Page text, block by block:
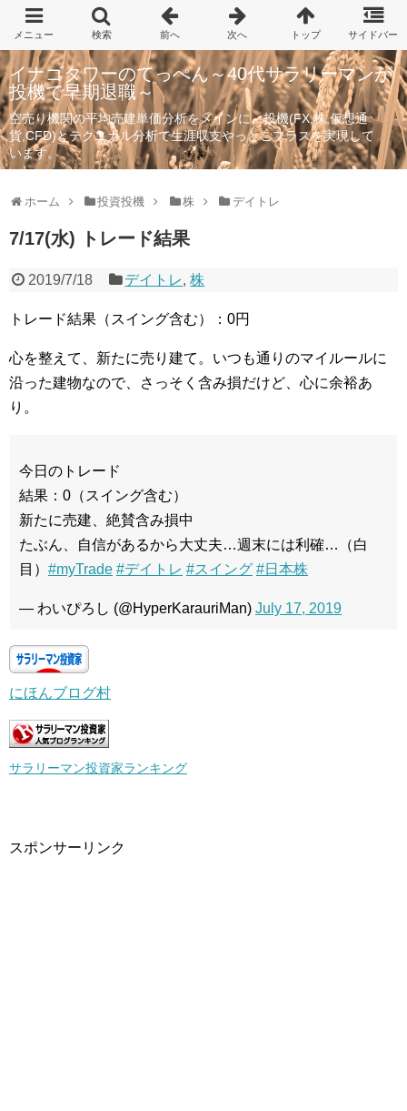
イナゴタワーのてっぺん～40代サラリーマンが
投機で早期退職～
空売り機関の平均売建単価分析をメインに、投機(FX,株,仮想通
貨,CFD)とテクニカル分析で生涯収支やっとこプラスを実現して
います。
ホーム 投資投機 株 デイトレ
7/17(水) トレード結果
2019/7/18 デイトレ,株
トレード結果（スイング含む）：0円
心を整えて、新たに売り建て。いつも通りのマイルールに
沿った建物なので、さっそく含み損だけど、心に余裕あ
り。
今日のトレード
結果：0（スイング含む）
新たに売建、絶賛含み損中
たぶん、自信があるから大丈夫…週末には利確…（白
目） #myTrade #デイトレ #スイング #日本株
— わいぴろし (@HyperKarauriMan) July 17, 2019
にほんブログ村
サラリーマン投資家ランキング
スポンサーリンク